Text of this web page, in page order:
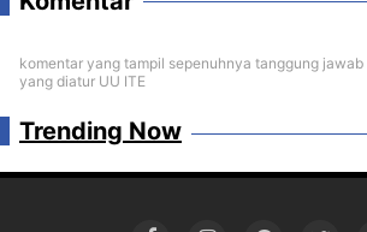
komentar yang tampil sepenuhnya tanggung
yang diatur UU ITE
Trending Now